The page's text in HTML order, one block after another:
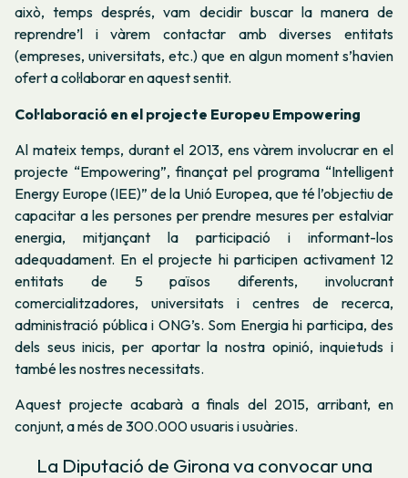
això, temps després, vam decidir buscar la manera de
reprendre’l i vàrem contactar amb diverses entitats
(empreses, universitats, etc.) que en algun moment s’havien
ofert a col·laborar en aquest sentit.
Col·laboració en el projecte Europeu Empowering
Al mateix temps, durant el 2013, ens vàrem involucrar en el
projecte “Empowering”, finançat pel programa “Intelligent
Energy Europe (IEE)” de la Unió Europea, que té l’objectiu de
capacitar a les persones per prendre mesures per estalviar
energia, mitjançant la participació i informant-los
adequadament. En el projecte hi participen activament 12
entitats de 5 països diferents, involucrant
comercialitzadores, universitats i centres de recerca,
administració pública i ONG’s. Som Energia hi participa, des
dels seus inicis, per aportar la nostra opinió, inquietuds i
també les nostres necessitats.
Aquest projecte acabarà a finals del 2015, arribant, en
conjunt, a més de 300.000 usuaris i usuàries.
La Diputació de Girona va convocar una